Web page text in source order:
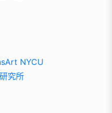
NYCU
究所